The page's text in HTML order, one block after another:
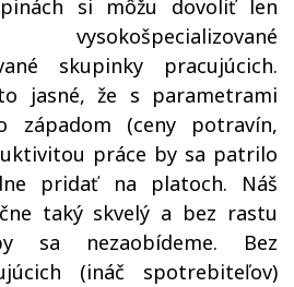
si môžu dovoliť len
skupinky pracujúcich.
jasné, že s parametrami
západom (ceny potravín,
práce by sa patrilo
pridať na platoch. Náš
taký skvelý a bez rastu
sa nezaobídeme. Bez
(ináč spotrebiteľov)